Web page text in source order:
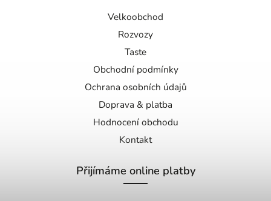
Velkoobchod
Rozvozy
Taste
Obchodní podmínky
Ochrana osobních údajů
Doprava & platba
Hodnocení obchodu
Kontakt
Přijímáme online platby